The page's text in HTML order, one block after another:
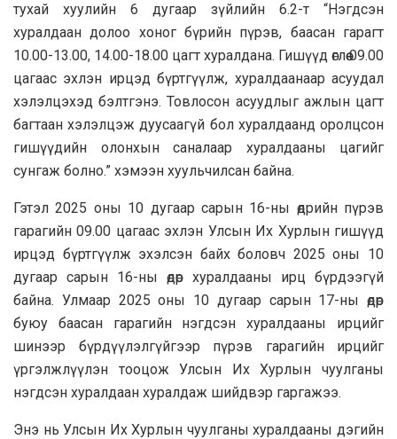
тухай хуулийн 6 дугаар зүйлийн 6.2-т “Нэгдсэн
хуралдаан долоо хоног бүрийн пүрэв, баасан гарагт
10.00-13.00, 14.00-18.00 цагт хуралдана. Гишүүд өглөө 09.00
цагаас эхлэн ирцэд бүртгүүлж, хуралдаанаар асуудал
хэлэлцэхэд бэлтгэнэ. Товлосон асуудлыг ажлын цагт
багтаан хэлэлцэж дуусаагүй бол хуралдаанд оролцсон
гишүүдийн олонхын саналаар хуралдааны цагийг
сунгаж болно.” хэмээн хуульчилсан байна.
Гэтэл 2025 оны 10 дугаар сарын 16-ны өдрийн пүрэв
гарагийн 09.00 цагаас эхлэн Улсын Их Хурлын гишүүд
ирцэд бүртгүүлж эхэлсэн байх боловч 2025 оны 10
дугаар сарын 16-ны өдөр хуралдааны ирц бүрдээгүй
байна. Улмаар 2025 оны 10 дугаар сарын 17-ны өдөр
буюу баасан гарагийн нэгдсэн хуралдааны ирцийг
шинээр бүрдүүлэлгүйгээр пүрэв гарагийн ирцийг
үргэлжлүүлэн тооцож Улсын Их Хурлын чуулганы
нэгдсэн хуралдаан хуралдаж шийдвэр гаргажээ.
Энэ нь Улсын Их Хурлын чуулганы хуралдааны дэгийн